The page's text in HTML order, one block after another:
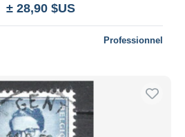
± 28,90 $US
Professionnel